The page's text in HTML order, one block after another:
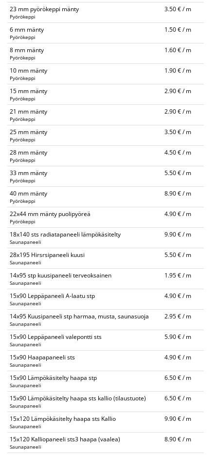
23 mm pyörökeppi mänty
Pyörökeppi
3.50 € / m
6 mm mänty
Pyörökeppi
1.50 € / m
8 mm mänty
Pyörökeppi
1.60 € / m
10 mm mänty
Pyörökeppi
1.90 € / m
15 mm mänty
Pyörökeppi
2.90 € / m
21 mm mänty
Pyörökeppi
2.90 € / m
25 mm mänty
Pyörökeppi
3.50 € / m
28 mm mänty
Pyörökeppi
4.50 € / m
33 mm mänty
Pyörökeppi
5.50 € / m
40 mm mänty
Pyörökeppi
8.90 € / m
22x44 mm mänty puolipyöreä
Pyörökeppi
4.90 € / m
18x140 sts radiatapaneeli lämpökäsitelty
Saunapaneeli
9.90 € / m
28x195 Hirsrsipaneeli kuusi
Saunapaneeli
5.50 € / m
14x95 stp kuusipaneeli terveoksainen
Saunapaneeli
1.95 € / m
15x90 Leppäpaneeli A-laatu stp
Saunapaneeli
4.90 € / m
14x95 Kuusipaneeli stp harmaa, musta, saunasuoja
Saunapaneeli
2.95 € / m
15x90 Leppäpaneeli valepontti sts
Saunapaneeli
5.90 € / m
15x90 Haapapaneeli sts
Saunapaneeli
4.90 € / m
15x90 Lämpökäsitelty haapa stp
Saunapaneeli
6.50 € / m
15x90 Lämpökäsitelty haapa sts kallio (tilaustuote)
Saunapaneeli
6.50 € / m
15x120 Lämpökäsitelty haapa sts Kallio
Saunapaneeli
9.90 € / m
15x120 Kalliopaneeli sts3 haapa (vaalea)
Saunapaneeli
8.90 € / m